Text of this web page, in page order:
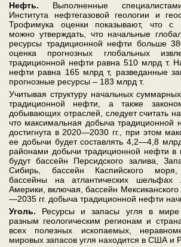
Нефть. Выполненные
Института нефтегазовой геологии и
Трофимука оценки показывают, что с
можно утверждать, что начальные
ресурсы традиционной нефти больше
оценка прогнозных глобальных
традиционной нефти равна 510 млрд т.
нефти равна 165 млрд т, разведанные
прогнозные ресурсы – 183 млрд т.
Учитывая структуру начальных
традиционной нефти, а также
добывающих отраслей, следует считать
что максимальная добыча традиционной
достигнута в 2020—2030 гг., при этом
ее добычи будет составлять 4,2—4,8
районами добычи традиционной нефти в
будут бассейн Персидского залива,
Сибирь, бассейн Каспийского моря,
бассейны на атлантических
Америки, включая, бассейн
—2035 гг. добыча традиционной нефти
Уголь. Ресурсы и запасы угля в
разным геологическим регионам и
всех полезных ископаемых,
мировых запасов угля находится в США и